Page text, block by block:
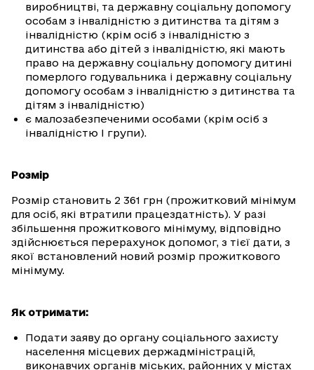
виробництві, та державну соціальну допомогу
особам з інвалідністю з дитинства та дітям з
інвалідністю (крім осіб з інвалідністю з
дитинства або дітей з інвалідністю, які мають
право на державну соціальну допомогу дитині
померлого годувальника і державну соціальну
допомогу особам з інвалідністю з дитинства та
дітям з інвалідністю)
є малозабезпеченими особами (крім осіб з
інвалідністю I групи).
Розмір
Розмір становить 2 361 грн (прожитковий мінімум
для осіб, які втратили працездатність). У разі
збільшення прожиткового мінімуму, відповідно
здійснюється перерахунок допомог, з тієї дати, з
якої встановлений новий розмір прожиткового
мінімуму.
Як отримати:
Подати заяву до органу соціального захисту
населення місцевих держадміністрацій,
виконавчих органів міських, районних у містах